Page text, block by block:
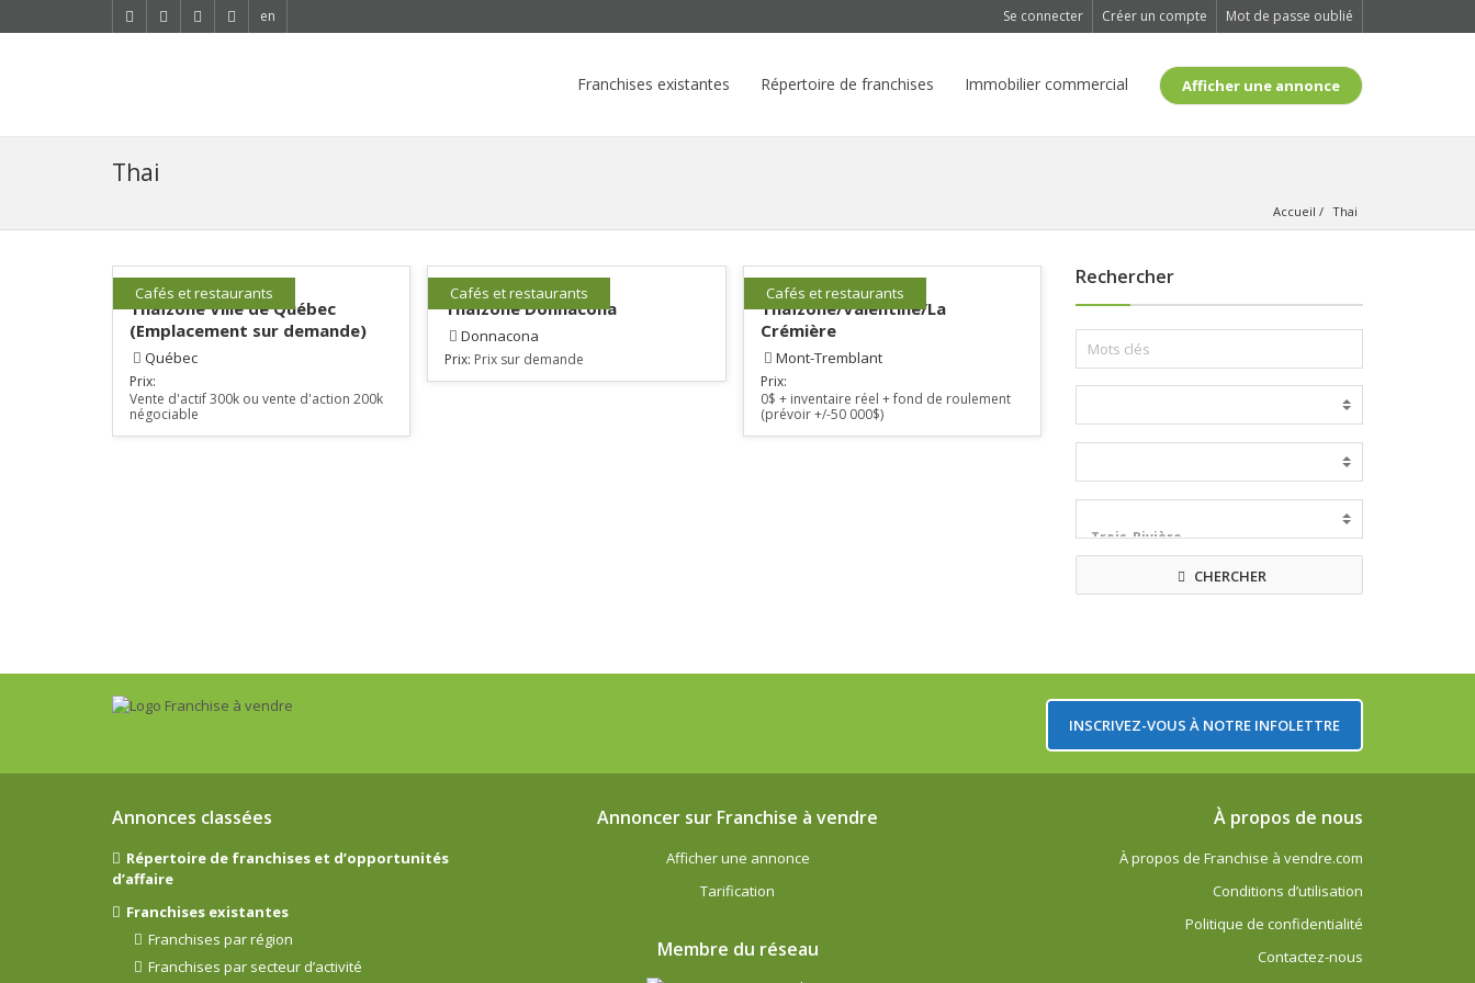
en Se connecter Créer un compte Mot de passe oublié
Franchises existantes Répertoire de franchises Immobilier commercial Afficher une annonce
Thai
Accueil Thai
Cafés et restaurants
Thaïzone Ville de Québec
(Emplacement sur demande)
Québec
Prix:
Vente d'actif 300k ou vente d'action 200k
négociable
Cafés et restaurants
Thaïzone Donnacona
Donnacona
Prix: Prix sur demande
Cafés et restaurants
Thaïzone/Valentine/La
Crémière
Mont-Tremblant
Prix:
0$ + inventaire réel + fond de roulement
(prévoir +/-50 000$)
Rechercher
CHERCHER
INSCRIVEZ-VOUS À NOTRE INFOLETTRE
Annonces classées
Répertoire de franchises et d’opportunités
d’affaire
Franchises existantes
Franchises par région
Franchises par secteur d’activité
Annoncer sur Franchise à vendre
Afficher une annonce
Tarification
Membre du réseau
À propos de nous
À propos de Franchise à vendre.com
Conditions d’utilisation
Politique de confidentialité
Contactez-nous